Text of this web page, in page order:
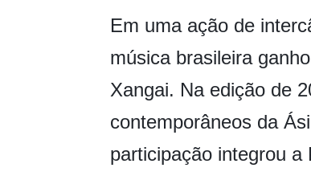
Em uma ação de
música brasileira
Xangai. Na edição de
contemporâneos da
participação integrou